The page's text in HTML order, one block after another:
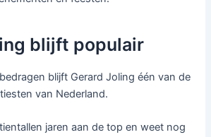
blijft populair
blijft Gerard Joling één van de
van Nederland.
jaren aan de top en weet nog